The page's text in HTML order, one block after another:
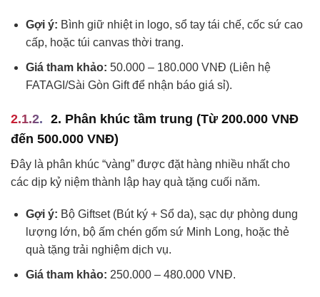
Gợi ý: Bình giữ nhiệt in logo, sổ tay tái chế, cốc sứ cao
cấp, hoặc túi canvas thời trang.
Giá tham khảo: 50.000 – 180.000 VNĐ (Liên hệ
FATAGI/Sài Gòn Gift để nhận báo giá sỉ).
2. Phân khúc tầm trung (Từ 200.000 VNĐ
đến 500.000 VNĐ)
Đây là phân khúc “vàng” được đặt hàng nhiều nhất cho
các dịp kỷ niệm thành lập hay quà tặng cuối năm.
Gợi ý: Bộ Giftset (Bút ký + Sổ da), sạc dự phòng dung
lượng lớn, bộ ấm chén gốm sứ Minh Long, hoặc thẻ
quà tặng trải nghiệm dịch vụ.
Giá tham khảo: 250.000 – 480.000 VNĐ.